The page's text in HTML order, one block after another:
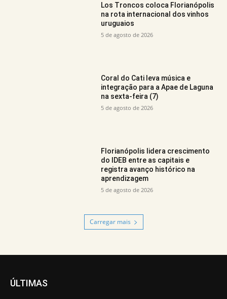
Los Troncos coloca Florianópolis
na rota internacional dos vinhos
uruguaios
5 de agosto de 2026
Coral do Cati leva música e
integração para a Apae de Laguna
na sexta-feira (7)
5 de agosto de 2026
Florianópolis lidera crescimento
do IDEB entre as capitais e
registra avanço histórico na
aprendizagem
5 de agosto de 2026
Carregar mais
ÚLTIMAS